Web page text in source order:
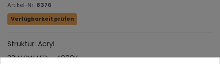
Artikel-Nr. 8376
Verfügbarkeit prüfen
Struktur: Acryl
32W PW LED - 4000K